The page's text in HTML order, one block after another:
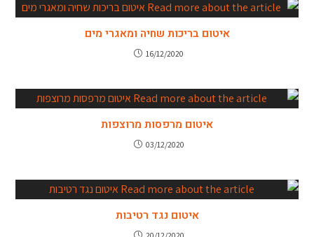
איטום בריכות שחיה ומאגרי מים
16/12/2020
איטום מרפסות מרוצפות
03/12/2020
איטום נגד רטיבות